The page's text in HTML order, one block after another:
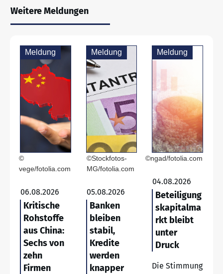
Weitere Meldungen
Meldung
©
vege/fotolia.com
06.08.2026
Kritische
Rohstoffe
aus China:
Sechs von
zehn
Firmen
Meldung
©Stockfotos-
MG/fotolia.com
05.08.2026
Banken
bleiben
stabil,
Kredite
werden
knapper
Meldung
©ngad/fotolia.com
04.08.2026
Beteiligung
skapitalma
rkt bleibt
unter
Druck
Die Stimmung